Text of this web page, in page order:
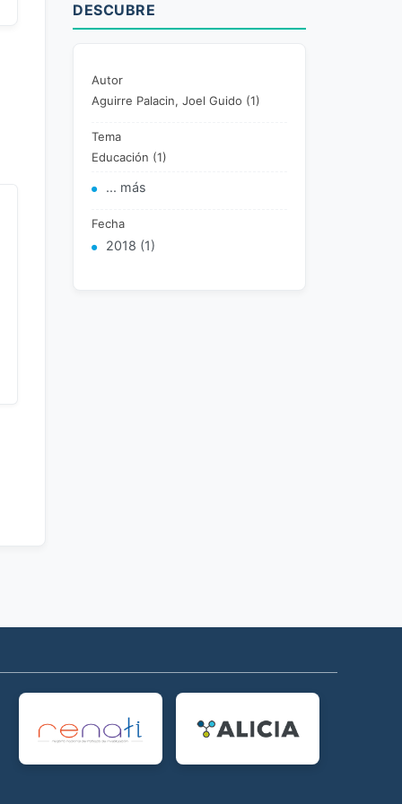
DESCUBRE
Autor
Aguirre Palacin, Joel Guido (1)
Tema
Educación (1)
... más
Fecha
2018 (1)